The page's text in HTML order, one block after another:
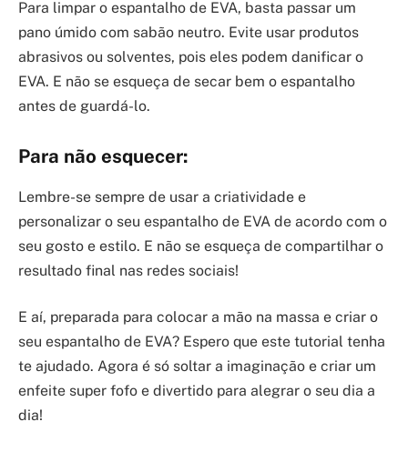
Para limpar o espantalho de EVA, basta passar um
pano úmido com sabão neutro. Evite usar produtos
abrasivos ou solventes, pois eles podem danificar o
EVA. E não se esqueça de secar bem o espantalho
antes de guardá-lo.
Para não esquecer:
Lembre-se sempre de usar a criatividade e
personalizar o seu espantalho de EVA de acordo com o
seu gosto e estilo. E não se esqueça de compartilhar o
resultado final nas redes sociais!
E aí, preparada para colocar a mão na massa e criar o
seu espantalho de EVA? Espero que este tutorial tenha
te ajudado. Agora é só soltar a imaginação e criar um
enfeite super fofo e divertido para alegrar o seu dia a
dia!